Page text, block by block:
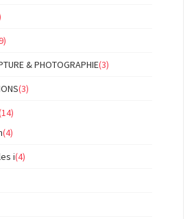
& PHOTOGRAPHIE(3)
(3)
(4)
i(4)